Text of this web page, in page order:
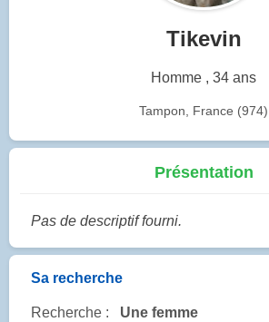
Tikevin
Homme , 34 ans
Tampon, France (974)
Présentation
Pas de descriptif fourni.
Sa recherche
Recherche : Une femme